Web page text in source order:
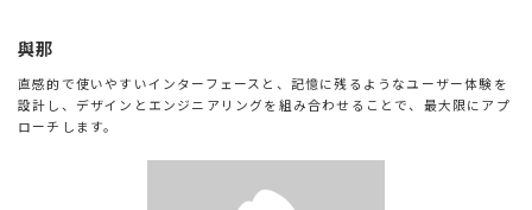
與那
直感的で使いやすいインターフェースと、記憶に残るようなユーザー体験を
設計し、デザインとエンジニアリングを組み合わせることで、最大限にアプ
ローチします。